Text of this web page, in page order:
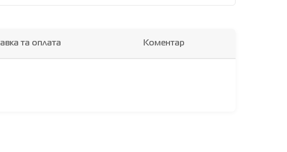
та оплата Коментар